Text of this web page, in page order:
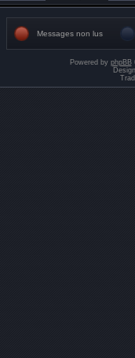
Messages non lus
Powered by phpBB